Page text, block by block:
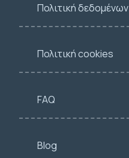
Πολιτική δεδομένων
Πολιτική cookies
FAQ
Blog